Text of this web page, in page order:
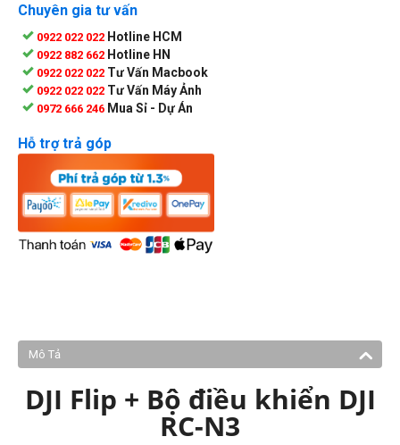
Chuyên gia tư vấn
0922 022 022 Hotline HCM
0922 882 662 Hotline HN
0922 022 022 Tư Vấn Macbook
0922 022 022 Tư Vấn Máy Ảnh
0972 666 246 Mua Sỉ - Dự Án
Hỗ trợ trả góp
Mô Tả
DJI Flip + Bộ điều khiển DJI
RC-N3